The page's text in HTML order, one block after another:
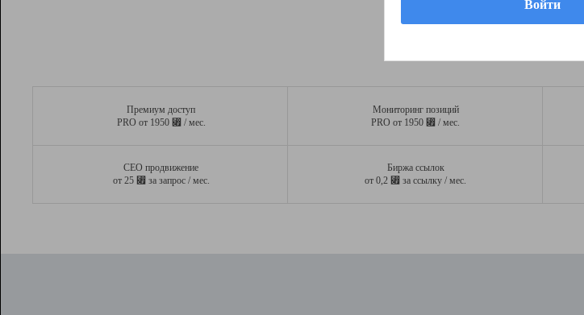
Премиум доступ
PRO от 1950 ⃏ / мес.
Мониторинг позиций
PRO от 1950 ⃏ / мес.
СЕО продвижение
от 25 ⃏ за запрос / мес.
Биржа ссылок
от 0,2 ⃏ за ссылку / мес.